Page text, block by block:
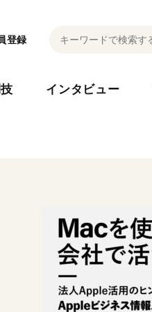
登録
インタビュー